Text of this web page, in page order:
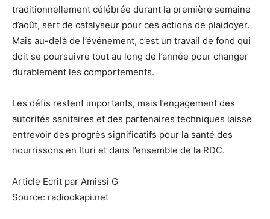
traditionnellement célébrée durant la première semaine
d’août, sert de catalyseur pour ces actions de plaidoyer.
Mais au-delà de l’événement, c’est un travail de fond qui
doit se poursuivre tout au long de l’année pour changer
durablement les comportements.
Les défis restent importants, mais l’engagement des
autorités sanitaires et des partenaires techniques laisse
entrevoir des progrès significatifs pour la santé des
nourrissons en Ituri et dans l’ensemble de la RDC.
Article Ecrit par Amissi G
Source: radiookapi.net